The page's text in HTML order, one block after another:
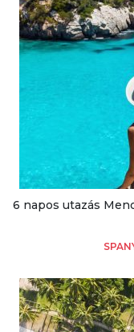
6 napos utazás